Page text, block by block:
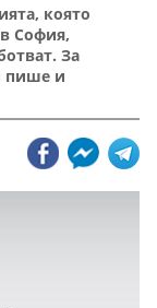
която
София,
За
пише и